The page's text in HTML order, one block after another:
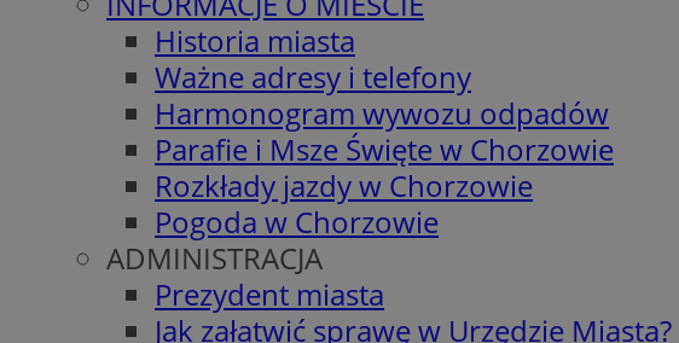
Historia miasta
Ważne adresy i telefony
Harmonogram wywozu odpadów
Parafie i Msze Święte w Chorzowie
Rozkłady jazdy w Chorzowie
Pogoda w Chorzowie
ADMINISTRACJA
Prezydent miasta
Jak załatwić sprawę w Urzędzie Miasta?